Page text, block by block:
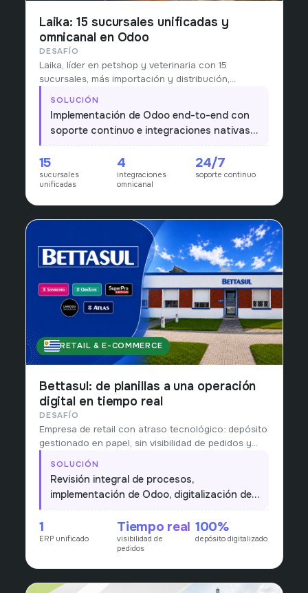
Laika: 15 sucursales unificadas y
omnicanal en Odoo
DESAFÍO
Laika, líder en petshop y veterinaria con 15
sucursales, más importación y distribución,
operaba con stock fragmentado y procesos que
no escalaban al ritmo de la red.
SOLUCIÓN
Implementación de Odoo end-to-end con
soporte continuo e integraciones nativas
con PedidosYa, Mercado Libre, Rondanet y
Fenicio para un único núcleo operativo y
comercial.
15
sucursales
unificadas
4
integraciones
omnicanal
24/7
soporte continuo
URUGUAY
RETAIL & E-COMMERCE
Bettasul: de planillas a una operación
digital en tiempo real
DESAFÍO
Empresa de retail con atraso tecnológico: depósito
gestionado en papel, sin visibilidad de pedidos y
procesos heterogéneos entre áreas.
SOLUCIÓN
Revisión integral de procesos,
implementación de Odoo, digitalización del
depósito y visión en tiempo real de pedidos
de punta a punta.
1
ERP unificado
Tiempo real
visibilidad de
pedidos
100%
depósito digitalizado